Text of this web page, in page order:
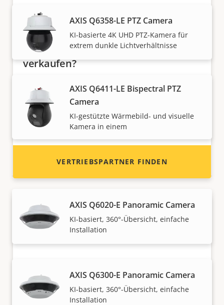
AXIS Q6358-LE PTZ Camera
KI-basierte 4K UHD PTZ-Kamera für
extrem dunkle Lichtverhältnisse
AXIS Q6411-LE Bispectral PTZ
Camera
KI-gestützte Wärmebild- und visuelle
Kamera in einem
Panorama-Kameras
AXIS Q6020-E Panoramic Camera
KI-basiert, 360°-Übersicht, einfache
Installation
AXIS Q6300-E Panoramic Camera
KI-basiert, 360°-Übersicht, einfache
Installation
Möchten Sie Axis Produkte
verkaufen?
Möchten Sie ein Wiederverkäufer werden? Hier
finden Sie Kontaktinformationen für
Distributoren von Axis Produkten und
Systemen.
VERTRIEBSPARTNER FINDEN
Partner werden